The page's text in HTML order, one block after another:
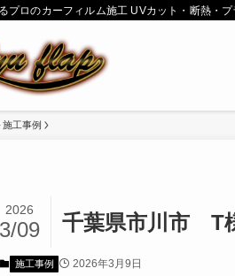
プロのカーフィルム施工 UVカット・断熱・
施工事例
千葉県市川市 T
2026
3/09
施工事例 2026年3月9日